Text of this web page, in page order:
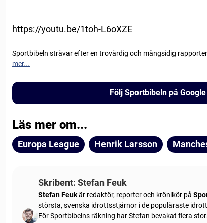
https://youtu.be/1toh-L6oXZE
Sportbibeln strävar efter en trovärdig och mångsidig
mer...
Följ Sportbibeln på
Läs mer om...
Europa League Henrik Larsson
Skribent: Stefan Feuk
Stefan Feukär redaktör, reporter och krönikör på
största, svenska idrottsstjärnor i de populäraste
För Sportbibelns räkning har Stefan bevakat flera